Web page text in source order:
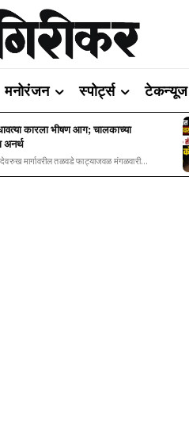
मनोरंजन स्पोर्ट्स टेकन्यूज
कारला भीषण आग; चालकाच्या
अनर्थ
मार्गावरील तळवडे फाट्याजवळ मंगळवारी...